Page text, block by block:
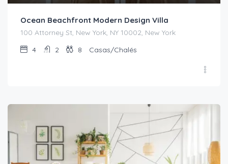
Ocean Beachfront Modern Design Villa
100 Attorney St, New York, NY 10002, New York
4
2 8 Casas/Chalés